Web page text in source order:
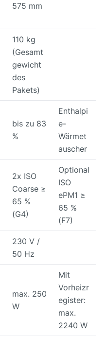
575 mm
110 kg
(Gesamt
gewicht
des
Pakets)
bis zu 83
%
Enthalpi
e-
Wärmet
auscher
2x ISO
Coarse ≥
65 %
(G4)
Optional
ISO
ePM1 ≥
65 %
(F7)
230 V /
50 Hz
max. 250
W
Mit
Vorheizr
egister:
max.
2240 W